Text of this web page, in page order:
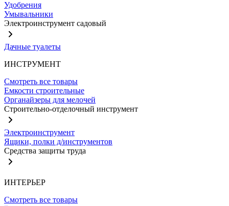
Удобрения
Умывальники
Электроинструмент садовый
Дачные туалеты
ИНСТРУМЕНТ
Смотреть все товары
Емкости строительные
Органайзеры для мелочей
Строительно-отделочный инструмент
Электроинструмент
Ящики, полки д/инструментов
Средства защиты труда
ИНТЕРЬЕР
Смотреть все товары